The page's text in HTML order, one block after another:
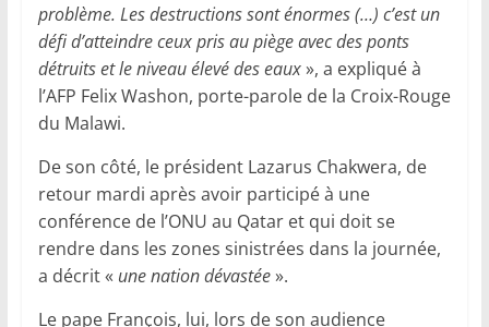
problème. Les destructions sont énormes (…) c’est un
défi d’atteindre ceux pris au piège avec des ponts
détruits et le niveau élevé des eaux», a expliqué à
l’AFP Felix Washon, porte-parole de la Croix-Rouge
du Malawi.
De son côté, le président Lazarus Chakwera, de
retour mardi après avoir participé à une
conférence de l’ONU au Qatar et qui doit se
rendre dans les zones sinistrées dans la journée,
a décrit « une nation dévastée».
Le pape François, lui, lors de son audience